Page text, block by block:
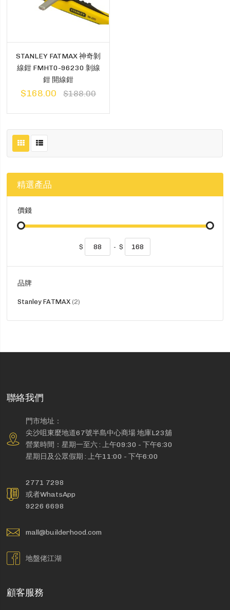
STANLEY FATMAX 神奇剝
線鉗 FMHT0-96230 剝線
鉗 開線鉗
$168.00 $188.00
精選產品
價錢
$ - $
品牌
Stanley FATMAX 2貨
聯絡我們
門市地址：
尖沙咀東麼地道67號半島中心商場 地庫L23舖
營業時間：星期一至六 : 上午09:30 - 下午6:30
星期日及公眾假期 : 上午11:00 - 下午6:00
2771 7298
或者WhatsApp
9226 6698
mall@builderhood.com
地盤佬江湖
顧客服務